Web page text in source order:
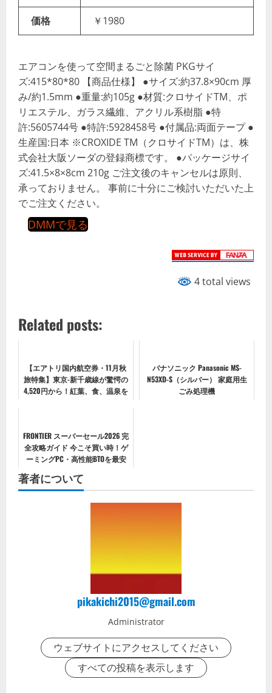
価格 ￥1980
エアコンを使って空間まるごと除菌 PKGサイ
ズ:415*80*80 【商品仕様】 ●サイズ:約37.8×90cm 厚
み/約1.5mm ●重量:約105g ●材質:クロサイドTM、ポ
リエステル、ガラス繊維、アクリル系樹脂 ●特
許:5605744号 ●特許:5928458号 ●付属品:両面テープ ●
生産国:日本 ※CROXIDE TM（クロサイドTM）は、株
式会社大阪ソーダの登録商標です。 ●パッケージサイ
ズ:41.5×8×8cm 210g ご注文後のキャンセルは原則、
承っておりません。 事前に十分にご検討いただいた上
でご注文ください。
DMMで見る
4 total views
Related posts:
【エアトリ国内航空券・11月秋
旅特集】東京-新千歳線が驚愕の
4,520円から！紅葉、食、温泉を
パナソニック Panasonic MS-
N53XD-S（シルバー） 家庭用生
ごみ処理機
FRONTIER スーパーセール2026 完
全攻略ガイド 今こそ買い時！ゲ
ーミングPC・高性能BTOを最安
著者について
pikakichi2015@gmail.com
Administrator
ウェブサイトにアクセスしてください
すべての投稿を表示します